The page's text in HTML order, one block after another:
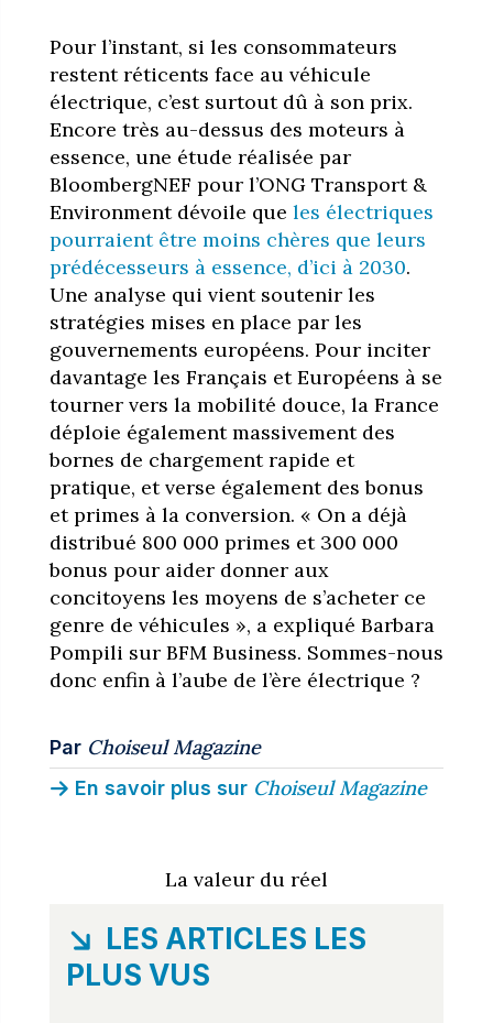
Pour l’instant, si les consommateurs
restent réticents face au véhicule
électrique, c’est surtout dû à son prix.
Encore très au-dessus des moteurs à
essence, une étude réalisée par
BloombergNEF pour l’ONG Transport &
Environment dévoile que les électriques
pourraient être moins chères que leurs
prédécesseurs à essence, d’ici à 2030.
Une analyse qui vient soutenir les
stratégies mises en place par les
gouvernements européens. Pour inciter
davantage les Français et Européens à se
tourner vers la mobilité douce, la France
déploie également massivement des
bornes de chargement rapide et
pratique, et verse également des bonus
et primes à la conversion. « On a déjà
distribué 800 000 primes et 300 000
bonus pour aider donner aux
concitoyens les moyens de s’acheter ce
genre de véhicules », a expliqué Barbara
Pompili sur BFM Business. Sommes-nous
donc enfin à l’aube de l’ère électrique ?
Par Choiseul Magazine
En savoir plus sur Choiseul Magazine
La valeur du réel
LES ARTICLES LES
PLUS VUS